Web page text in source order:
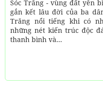
Sóc Trăng - vùng đất yên
gắn kết lâu đời của ba
Trăng nổi tiếng khi có
những nét kiến trúc độc
thanh bình và...